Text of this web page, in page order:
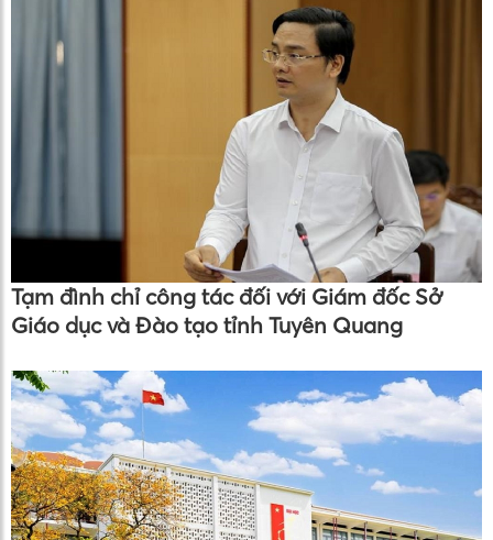
Tạm đình chỉ công tác đối với Giám đốc Sở
Giáo dục và Đào tạo tỉnh Tuyên Quang